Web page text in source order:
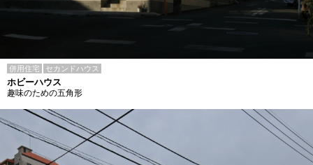
併用住宅 セカンドハウス
ホビーハウス
趣味のための五角形